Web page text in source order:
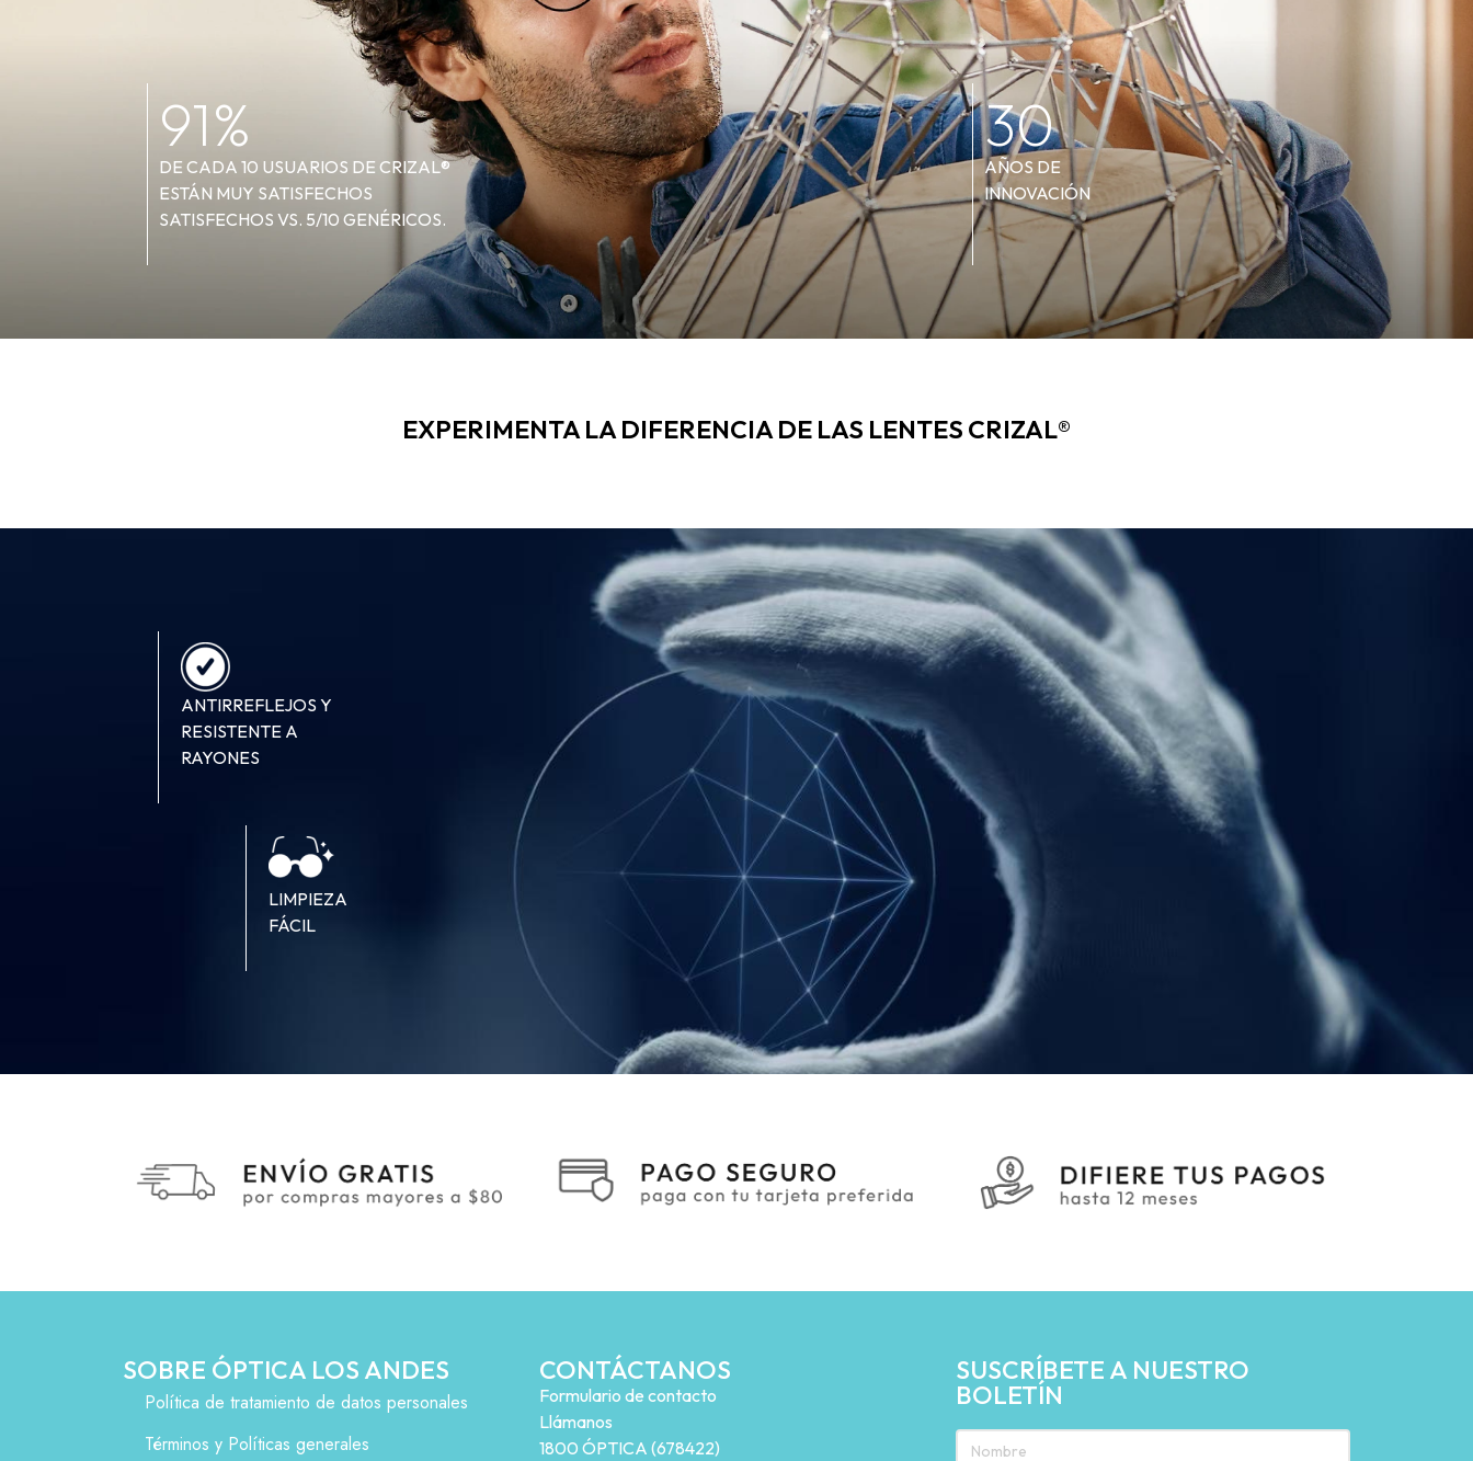
91%
DE CADA 10 USUARIOS DE CRIZAL®
ESTÁN MUY SATISFECHOS
SATISFECHOS VS. 5/10 GENÉRICOS.
30
AÑOS DE
INNOVACIÓN
EXPERIMENTA LA DIFERENCIA DE LAS LENTES CRIZAL®
ANTIRREFLEJOS Y
RESISTENTE A
RAYONES
LIMPIEZA
FÁCIL
SOBRE ÓPTICA LOS ANDES
Política de tratamiento de datos personales
Términos y Políticas generales
CONTÁCTANOS
Formulario de contacto
Llámanos
1800 ÓPTICA (678422)
SUSCRÍBETE A NUESTRO
BOLETÍN